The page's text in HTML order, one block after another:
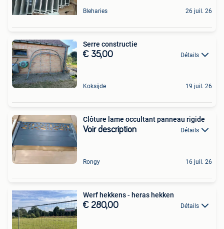
Bleharies 26 juil. 26
Serre constructie
€ 35,00 Détails
Koksijde 19 juil. 26
Clôture lame occultant panneau rigide
Voir description Détails
Rongy 16 juil. 26
Werf hekkens - heras hekken
€ 280,00 Détails